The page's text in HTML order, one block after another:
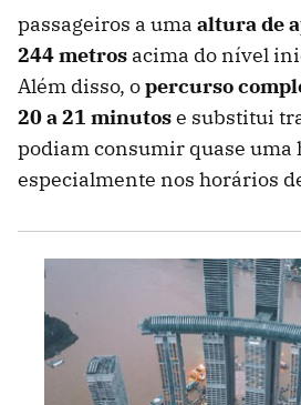
passageiros a uma altura de
244 metros acima do nível
Além disso, opercurso
20 a 21 minutose substitui
podiam consumir quase uma
especialmente nos horários